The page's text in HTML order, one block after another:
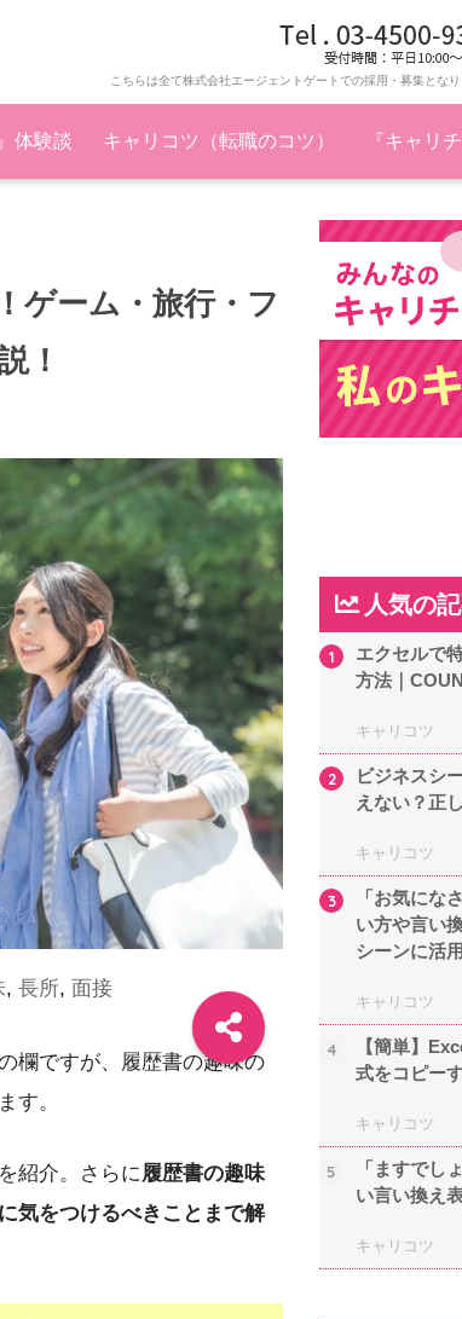
こちらは全て株式会社エージェントゲートでの採用・募集となり
体験談 キャリコツ（転職のコツ） 『キャリ
ゲーム・旅行・フ
！
, 長所, 面接
欄ですが、履歴書の趣味の
す。
紹介。さらに 履歴書の趣味
気をつけるべきことまで解
人気の
1
エクセルで
方法｜
キャリコツ
2
ビジネスシ
えない？正
キャリコツ
3
「お気にな
い方や言い
シーンに活
キャリコツ
4
【簡単】
式をコピー
キャリコツ
5
「ますでし
い言い換え
キャリコツ